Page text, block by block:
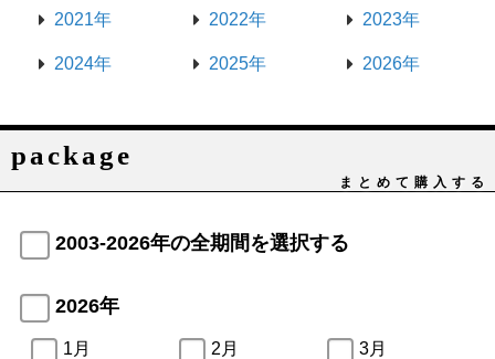
2021年 2022年 2023年
2024年 2025年 2026年
package
まとめて購入する
2003-2026年の全期間を選択する
2026年
1月 2月 3月